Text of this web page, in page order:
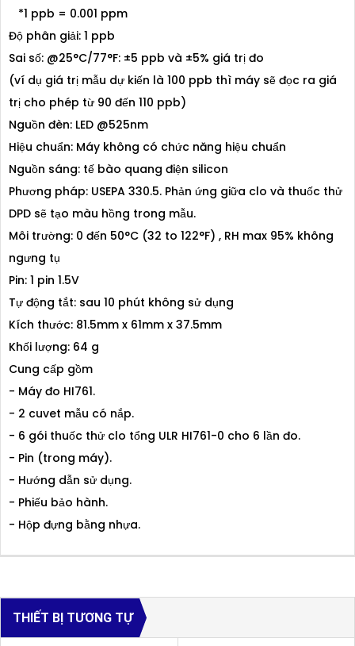
*1 ppb = 0.001 ppm
Độ phân giải: 1 ppb
Sai số: @25°C/77°F: ±5 ppb và ±5% giá trị đo
(ví dụ giá trị mẫu dự kiến là 100 ppb thì máy sẽ đọc ra giá
trị cho phép từ 90 đến 110 ppb)
Nguồn đèn: LED @525nm
Hiệu chuẩn: Máy không có chức năng hiệu chuẩn
Nguồn sáng: tế bào quang điện silicon
Phương pháp: USEPA 330.5. Phản ứng giữa clo và thuốc thử
DPD sẽ tạo màu hồng trong mẫu.
Môi trường: 0 đến 50°C (32 to 122°F) , RH max 95% không
ngưng tụ
Pin: 1 pin 1.5V
Tự động tắt: sau 10 phút không sử dụng
Kích thước: 81.5mm x 61mm x 37.5mm
Khối lượng: 64 g
Cung cấp gồm
- Máy đo HI761.
- 2 cuvet mẫu có nắp.
- 6 gói thuốc thử clo tổng ULR HI761-0 cho 6 lần đo.
- Pin (trong máy).
- Hướng dẫn sử dụng.
- Phiếu bảo hành.
- Hộp đựng bằng nhựa.
THIẾT BỊ TƯƠNG TỰ